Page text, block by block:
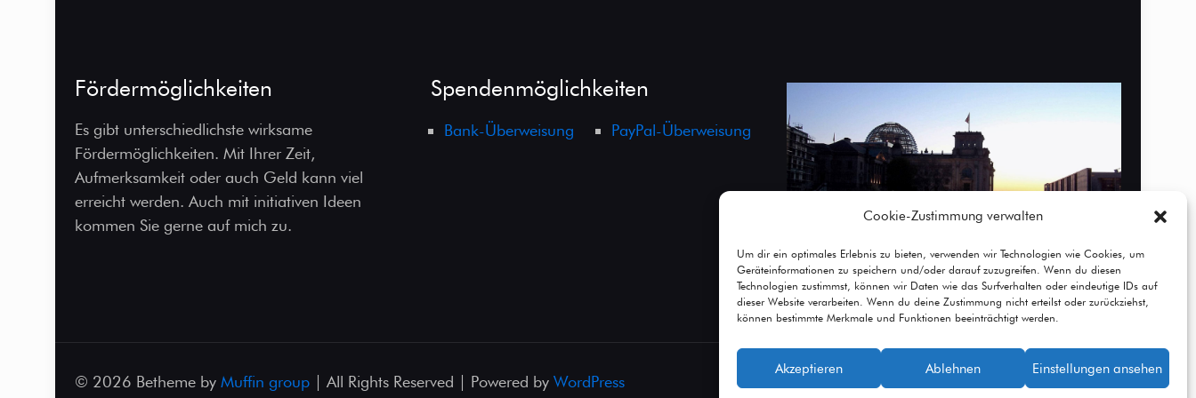
Cookie-Zustimmung verwalten
Um dir ein optimales Erlebnis zu bieten, verwenden wir Technologien wie Cookies, um
Geräteinformationen zu speichern und/oder darauf zuzugreifen. Wenn du diesen
Technologien zustimmst, können wir Daten wie das Surfverhalten oder eindeutige IDs auf
dieser Website verarbeiten. Wenn du deine Zustimmung nicht erteilst oder zurückziehst,
können bestimmte Merkmale und Funktionen beeinträchtigt werden.
Akzeptieren Ablehnen Einstellungen ansehen
Fördermöglichkeiten
Es gibt unterschiedlichste wirksame
Fördermöglichkeiten. Mit Ihrer Zeit,
Aufmerksamkeit oder auch Geld kann viel
erreicht werden. Auch mit initiativen Ideen
kommen Sie gerne auf mich zu.
Spendenmöglichkeiten
Bank-Überweisung PayPal-Überweisung
© 2026 Betheme by Muffin group | All Rights Reserved | Powered by WordPress